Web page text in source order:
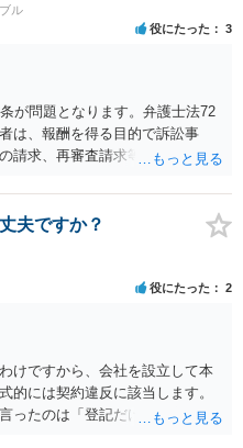
ル
役にたった 3
が問題となります。弁護士法72
は、報酬を得る目的で訴訟事
請求、再審査請求等行政庁に対
い、又はこれらの周旋をするこ
、この法律又は他の法律に別段
。」とのことから、報酬を得る
なら、弁護士法72条に違反しな
委任者が受任者に委任できるか
夫ですか？
役にたった 2
けですから、会社を設立して本
的には契約違反に該当します。
ったのは「登記だけなら実務上